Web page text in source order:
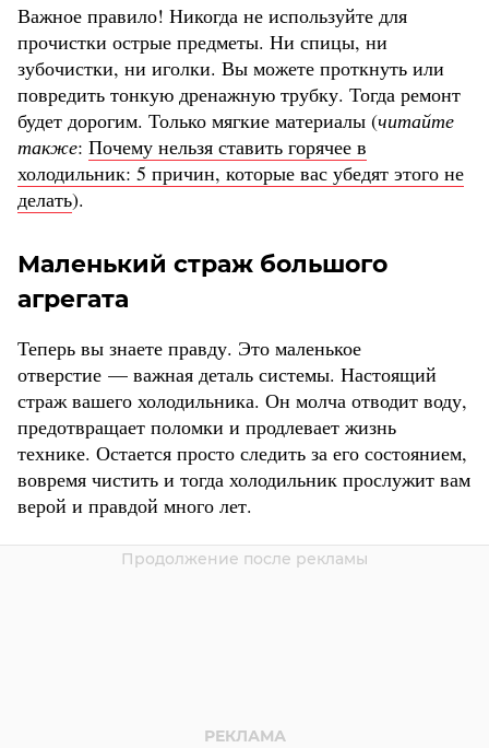
Важное правило! Никогда не используйте для
прочистки острые предметы. Ни спицы, ни
зубочистки, ни иголки. Вы можете проткнуть или
повредить тонкую дренажную трубку. Тогда ремонт
будет дорогим. Только мягкие материалы (читайте
также: Почему нельзя ставить горячее в
холодильник: 5 причин, которые вас убедят этого не
делать).
Маленький страж большого
агрегата
Теперь вы знаете правду. Это маленькое
отверстие — важная деталь системы. Настоящий
страж вашего холодильника. Он молча отводит воду,
предотвращает поломки и продлевает жизнь
технике. Остается просто следить за его состоянием,
вовремя чистить и тогда холодильник прослужит вам
верой и правдой много лет.